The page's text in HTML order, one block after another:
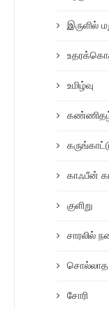
இருளில்
உமிழ்வு
காஃபீன்
குளிறு
சாரலில்
சொல்லாத
சோரி